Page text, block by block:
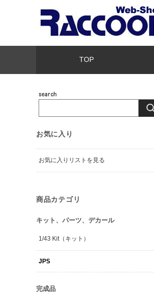
TOP
お気に入り
お気に入りリストを見る
商品カテゴリ
キット、パーツ、デカール
1/43 Kit（キット）
JPS
完成品